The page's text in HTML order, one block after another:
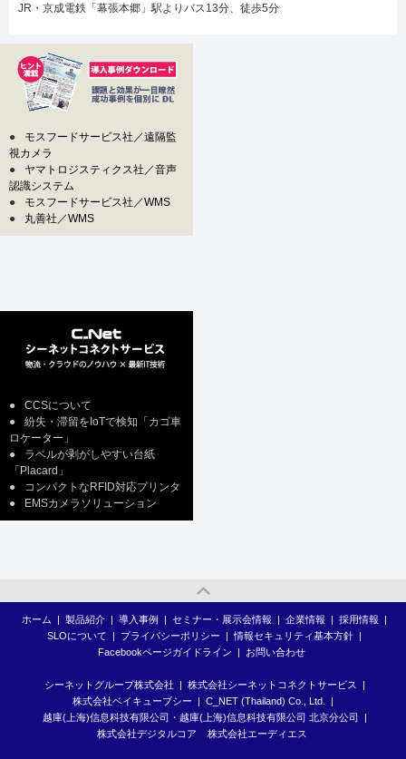
JR・京成電鉄「幕張本郷」駅よりバス13分、徒歩5分
●
モスフードサービス社／遠隔監
視カメラ
●
ヤマトロジスティクス社／音声
認識システム
●
モスフードサービス社／WMS
●
丸善社／WMS
●
CCSについて
●
紛失・滞留をIoTで検知「カゴ車
ロケーター」
●
ラベルが剥がしやすい台紙
「Placard」
●
コンパクトなRFID対応プリンタ
●
EMSカメラソリューション
ホーム | 製品紹介 | 導入事例 | セミナー・展示会情報 | 企業情報 | 採用情報
|
SLOについて
| プライバシーポリシー | 情報セキュリティ基本方針 |
Facebookページガイドライン
| お問い合わせ
シーネットグループ株式会社 | 株式会社シーネットコネクトサービス
|
株式会社ベイキューブシー
| C_NET (Thailand) Co., Ltd.
|
越庫(上海)信息科技有限公司・越庫(上海)信息科技有限公司 北京分公司
|
株式会社デジタルコア
株式会社エーディエス